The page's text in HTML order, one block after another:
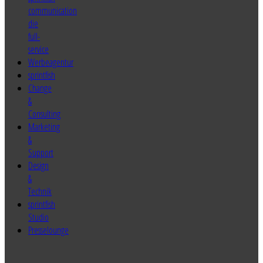
sprintfish
Change
&
Consulting
Marketing
&
Support
Design
&
Technik
sprintfish
Studio
Presselounge